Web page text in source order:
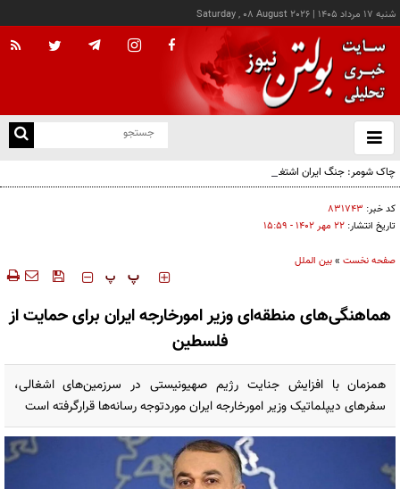
شنبه ۱۷ مرداد ۱۴۰۵ |
Saturday , 08 August 2026
باز
و
چاک شومر: جنگ ایران اشتغال آمریکا را تخریب کرد؛ ترامپ از کدام سیاره آمده؟!
کد خبر: ۸۳۱۷۴۳
تاریخ انتشار: ۲۲ مهر ۱۴۰۲ - ۱۵:۵۹
صفحه نخست »بین الملل
‍‍‍ پ پ
هماهنگی‌های منطقه‌ای وزیر امورخارجه ایران برای حمایت از
فلسطین
همزمان با افزایش جنایت رژیم صهیونیستی در سرزمین‌های اشغالی،
سفرهای دیپلماتیک وزیر امورخارجه ایران موردتوجه رسانه‌ها قرارگرفته است